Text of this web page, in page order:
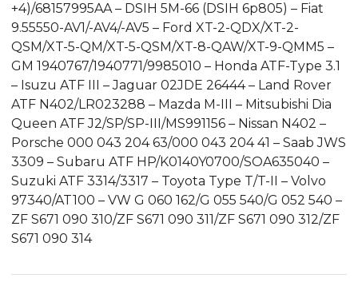
+4)/68157995AA – DSIH 5M-66 (DSIH 6p805) – Fiat
9.55550-AV1/-AV4/-AV5 – Ford XT-2-QDX/XT-2-
QSM/XT-5-QM/XT-5-QSM/XT-8-QAW/XT-9-QMM5 –
GM 1940767/1940771/9985010 – Honda ATF-Type 3.1
– Isuzu ATF III – Jaguar 02JDE 26444 – Land Rover
ATF N402/LR023288 – Mazda M-III – Mitsubishi Dia
Queen ATF J2/SP/SP-III/MS991156 – Nissan N402 –
Porsche 000 043 204 63/000 043 204 41 – Saab JWS
3309 – Subaru ATF HP/K0140Y0700/SOA635040 –
Suzuki ATF 3314/3317 – Toyota Type T/T-II – Volvo
97340/AT100 – VW G 060 162/G 055 540/G 052 540 –
ZF S671 090 310/ZF S671 090 311/ZF S671 090 312/ZF
S671 090 314